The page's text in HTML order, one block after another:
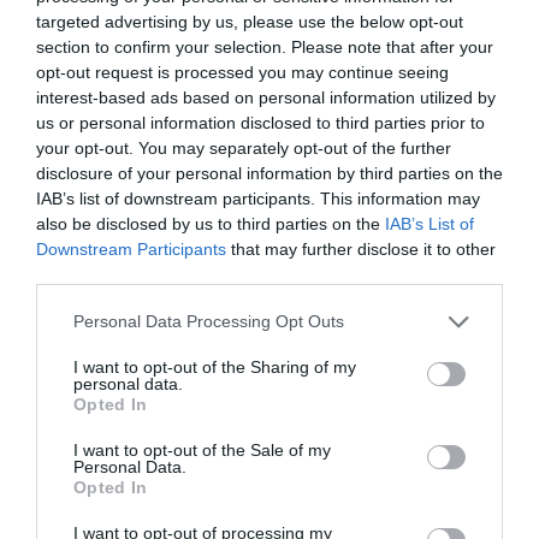
targeted advertising by us, please use the below opt-out
section to confirm your selection. Please note that after your
opt-out request is processed you may continue seeing
interest-based ads based on personal information utilized by
us or personal information disclosed to third parties prior to
your opt-out. You may separately opt-out of the further
disclosure of your personal information by third parties on the
IAB’s list of downstream participants. This information may
also be disclosed by us to third parties on the IAB’s List of
Downstream Participants that may further disclose it to other
Personal Data Processing Opt Outs
I want to opt-out of the Sharing of my
personal data.
Opted In
I want to opt-out of the Sale of my
Personal Data.
Opted In
I want to opt-out of processing my